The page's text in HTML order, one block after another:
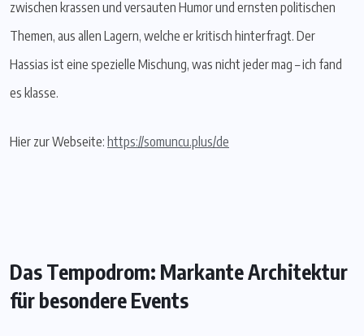
zwischen krassen und versauten Humor und ernsten politischen
Themen, aus allen Lagern, welche er kritisch hinterfragt. Der
Hassias ist eine spezielle Mischung, was nicht jeder mag – ich fand
es klasse.
Hier zur Webseite: https://somuncu.plus/de
Das Tempodrom: Markante Architektur
für besondere Events